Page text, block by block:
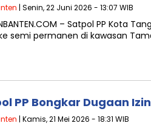
| Senin, 22 Juni 2026 - 13:07 WIB
– Satpol PP Kota
semi permanen di kawasan
PP Bongkar Dugaan
| Kamis, 21 Mei 2026 - 18:31 WIB